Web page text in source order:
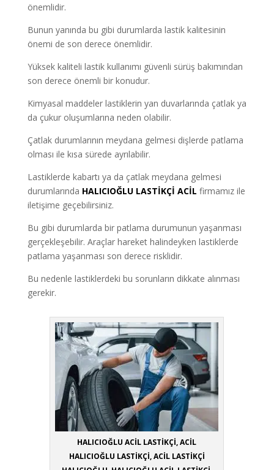
önemlidir.
Bunun yanında bu gibi durumlarda lastik kalitesinin
önemi de son derece önemlidir.
Yüksek kaliteli lastik kullanımı güvenli sürüş bakımından
son derece önemli bir konudur.
Kimyasal maddeler lastiklerin yan duvarlarında çatlak ya
da çukur oluşumlarına neden olabilir.
Çatlak durumlarının meydana gelmesi dişlerde patlama
olması ile kısa sürede ayrılabilir.
Lastiklerde kabartı ya da çatlak meydana gelmesi
durumlarında HALICIOĞLU LASTİKÇİ ACİL firmamız ile
iletişime geçebilirsiniz.
Bu gibi durumlarda bir patlama durumunun yaşanması
gerçekleşebilir. Araçlar hareket halindeyken lastiklerde
patlama yaşanması son derece risklidir.
Bu nedenle lastiklerdeki bu sorunların dikkate alınması
gerekir.
HALICIOĞLU ACİL LASTİKÇİ, ACİL
HALICIOĞLU LASTİKÇİ, ACİL LASTİKÇİ